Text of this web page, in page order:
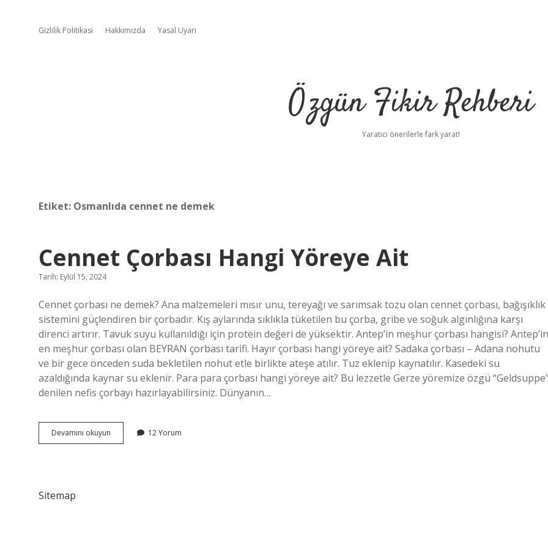
Gizlilik Politikası Hakkımızda Yasal Uyarı
Özgün Fikir Rehberi
Yaratıcı önerilerle fark yarat!
Etiket: Osmanlıda cennet ne demek
Cennet Çorbası Hangi Yöreye Ait
Tarih: Eylül 15, 2024
Cennet çorbası ne demek? Ana malzemeleri mısır unu, tereyağı ve sarımsak tozu olan cennet çorbası, bağışıklık
sistemini güçlendiren bir çorbadır. Kış aylarında sıklıkla tüketilen bu çorba, gribe ve soğuk algınlığına karşı
direnci artırır. Tavuk suyu kullanıldığı için protein değeri de yüksektir. Antep’in meşhur çorbası hangisi? Antep’in
en meşhur çorbası olan BEYRAN çorbası tarifi. Hayır çorbası hangi yöreye ait? Sadaka çorbası – Adana nohutu
ve bir gece önceden suda bekletilen nohut etle birlikte ateşe atılır. Tuz eklenip kaynatılır. Kasedeki su
azaldığında kaynar su eklenir. Para para çorbası hangi yöreye ait? Bu lezzetle Gerze yöremize özgü
denilen nefis çorbayı hazırlayabilirsiniz. Dünyanın…
Devamını okuyun
Çorbası
12 Yorum
Sitemap